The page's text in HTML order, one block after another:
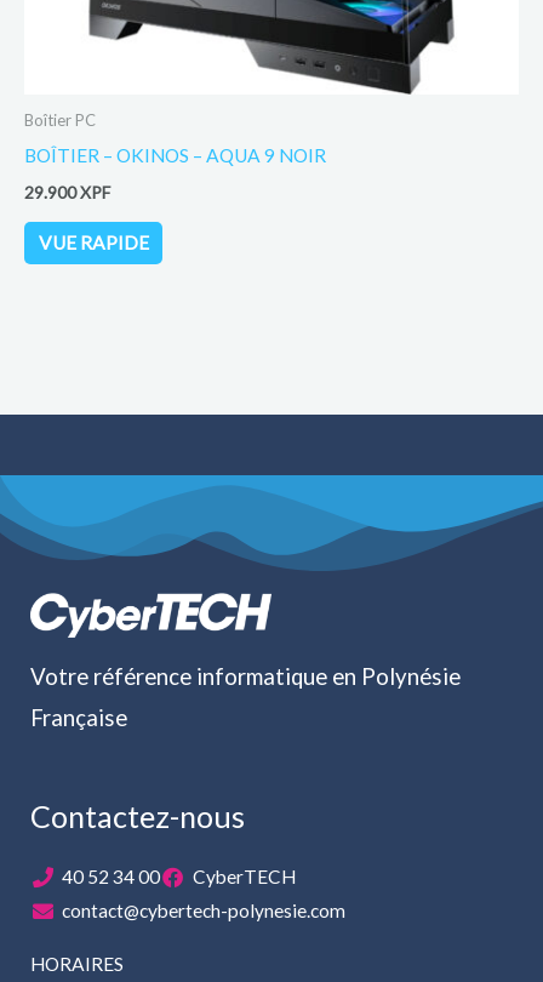
Boîtier PC
BOÎTIER – OKINOS – AQUA 9 NOIR
29.900XPF
VUE RAPIDE
Votre référence informatique en Polynésie
Française
Contactez-nous
40 52 34 00
CyberTECH
contact@cybertech-polynesie.com
HORAIRES